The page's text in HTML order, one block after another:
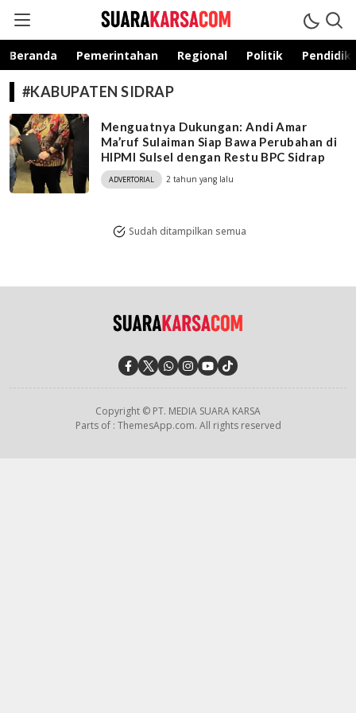
suarakarsa.com
Informasi terpercaya
Beranda Pemerintahan Regional Politik
#KABUPATEN SIDRAP
Menguatnya Dukungan: Andi Amar
Ma’ruf Sulaiman Siap Bawa Perubahan di
HIPMI Sulsel dengan Restu BPC Sidrap
ADVERTORIAL 2 tahun yang lalu
Sudah ditampilkan semua
Copyright © PT. MEDIA SUARA KARSA
Parts of : ThemesApp.com. All rights reserved